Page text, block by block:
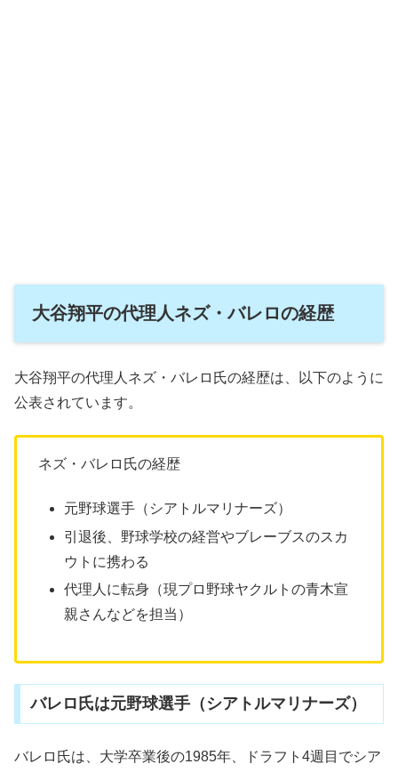
大谷翔平の代理人ネズ・バレロの経歴
大谷翔平の代理人ネズ・バレロ氏の経歴は、以下のように
公表されています。
ネズ・バレロ氏の経歴
元野球選手（シアトルマリナーズ）
引退後、野球学校の経営やブレーブスのスカ
ウトに携わる
代理人に転身（現プロ野球ヤクルトの青木宣
親さんなどを担当）
バレロ氏は元野球選手（シアトルマリナーズ）
バレロ氏は、大学卒業後の1985年、ドラフト4週目でシア